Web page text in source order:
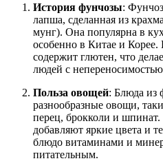
История фунчозы:
лапша, сделанная из
мунг). Она популярна в
особенно в Китае и Корее.
содержит глютен, что
людей с
Польза овощей: Блюда из
разнообразные овощи,
перец, брокколи и
добавляют яркие цвета и
блюдо витаминами и
питательным.